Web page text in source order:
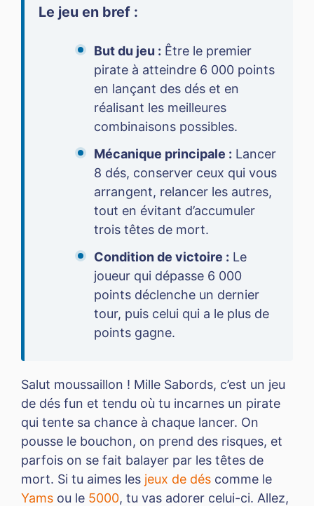
Le jeu en bref :
But du jeu : Être le premier
pirate à atteindre 6 000 points
en lançant des dés et en
réalisant les meilleures
combinaisons possibles.
Mécanique principale : Lancer
8 dés, conserver ceux qui vous
arrangent, relancer les autres,
tout en évitant d’accumuler
trois têtes de mort.
Condition de victoire : Le
joueur qui dépasse 6 000
points déclenche un dernier
tour, puis celui qui a le plus de
points gagne.
Salut moussaillon ! Mille Sabords, c’est un jeu
de dés fun et tendu où tu incarnes un pirate
qui tente sa chance à chaque lancer. On
pousse le bouchon, on prend des risques, et
parfois on se fait balayer par les têtes de
mort. Si tu aimes les jeux de dés comme le
Yams ou le 5000, tu vas adorer celui-ci. Allez,